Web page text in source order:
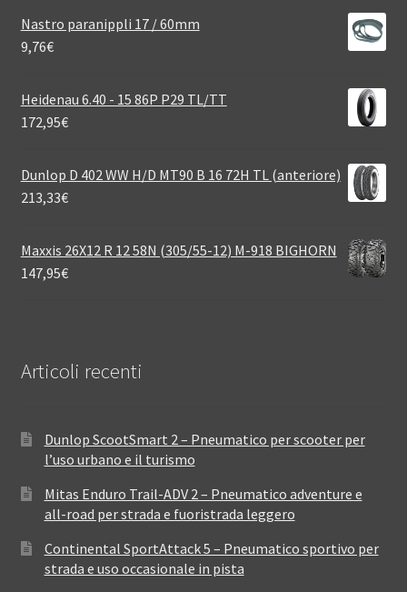
Nastro paranippli 17 / 60mm
9,76€
Heidenau 6.40 - 15 86P P29 TL/TT
172,95€
Dunlop D 402 WW H/D MT90 B 16 72H TL (anteriore)
213,33€
Maxxis 26X12 R 12 58N (305/55-12) M-918 BIGHORN
147,95€
Articoli recenti
Dunlop ScootSmart 2 – Pneumatico per scooter per
l’uso urbano e il turismo
Mitas Enduro Trail-ADV 2 – Pneumatico adventure e
all-road per strada e fuoristrada leggero
Continental SportAttack 5 – Pneumatico sportivo per
strada e uso occasionale in pista